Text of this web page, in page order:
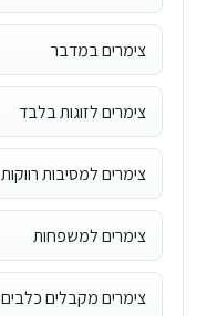
צימרים במדבר
צימרים לזוגות בלבד
צימרים למסיבות רווקות
צימרים למשפחות
צימרים מקבלים כלבים